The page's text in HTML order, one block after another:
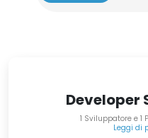
Developer
1 Sviluppatore e 1
Leggi di